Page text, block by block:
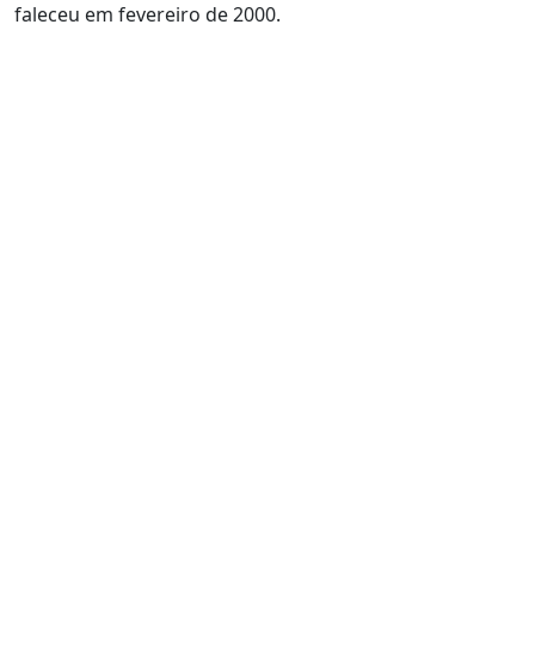
faleceu em fevereiro de 2000.